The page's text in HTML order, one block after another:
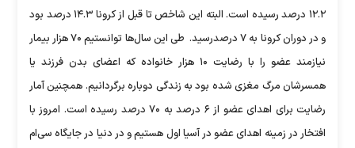
۱۲.۲ درصد رسیده است. البته این شاخص تا قبل از کرونا ۱۴.۳ درصد بود
و در دوران کرونا به ۷ درصدرسید. طی این سال‌ها توانستیم ۷۰ هزار بیمار
نیازمند عضو را با رضایت ۱۰ هزار خانواده که اعضای بدن فرزند یا
همسرشان مرگ مغزی شده بود به زندگی دوباره برگردانیم. همچنین آمار
رضایت برای اهدای عضو از ۶ درصد به ۷۰ درصد رسیده است. امروز با
افتخار در زمینه اهدای عضو در آسیا اول هستیم و در دنیا در جایگاه سی‌ام